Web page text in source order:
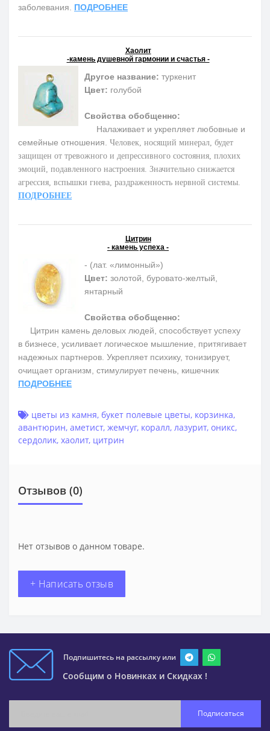
заболевания. ПОДРОБНЕЕ
Хаолит
-камень душевной гармонии и счастья -
Другое название: туркенит
Цвет: голубой
Свойства обобщенно:
Налаживает и укрепляет любовные и
семейные отношения. Человек, носящий минерал, будет
защищен от тревожного и депрессивного состояния, плохих
эмоций, подавленного настроения. Значительно снижается
агрессия, вспышки гнева, раздраженность нервной системы.
ПОДРОБНЕЕ
Цитрин
- камень успеха -
- (лат. «лимонный»)
Цвет: золотой, буровато-желтый,
янтарный
Свойства обобщенно:
Цитрин камень деловых людей, способствует успеху
в бизнесе, усиливает логическое мышление, притягивает
надежных партнеров. Укрепляет психику, тонизирует,
очищает организм, стимулирует печень, кишечник
ПОДРОБНЕЕ
цветы из камня, букет полевые цветы, корзинка,
авантюрин, аметист, жемчуг, коралл, лазурит, оникс,
сердолик, хаолит, цитрин
Отзывов (0)
Нет отзывов о данном товаре.
+ Написать отзыв
Подпишитесь на рассылку или
Сообщим о Новинках и Скидках !
Подписаться